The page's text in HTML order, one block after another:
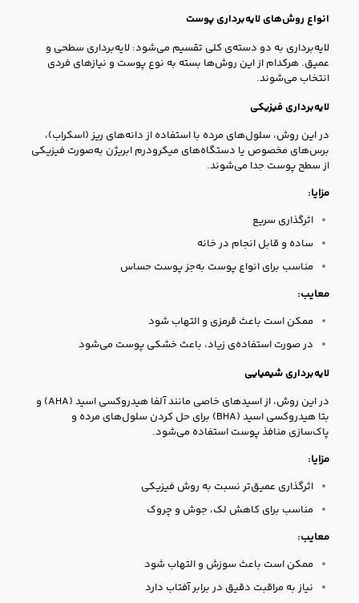
انواع روش‌های لایه‌برداری پوست
لایه‌برداری به دو دسته‌ی کلی تقسیم می‌شود: لایه‌برداری سطحی و
عمیق. هرکدام از این روش‌ها بسته به نوع پوست و نیازهای فردی
انتخاب می‌شوند.
لایه‌برداری فیزیکی
در این روش، سلول‌های مرده با استفاده از دانه‌های ریز (اسکراب)،
برس‌های مخصوص یا دستگاه‌های میکرودرم ابریژن به‌صورت فیزیکی
از سطح پوست جدا می‌شوند.
مزایا:
اثرگذاری سریع
ساده و قابل انجام در خانه
مناسب برای انواع پوست به‌جز پوست حساس
معایب:
ممکن است باعث قرمزی و التهاب شود
در صورت استفاده‌ی زیاد، باعث خشکی پوست می‌شود
لایه‌برداری شیمیایی
در این روش، از اسیدهای خاصی مانند آلفا هیدروکسی اسید (AHA) و
بتا هیدروکسی اسید (BHA) برای حل کردن سلول‌های مرده و
پاک‌سازی منافذ پوست استفاده می‌شود.
مزایا:
اثرگذاری عمیق‌تر نسبت به روش فیزیکی
مناسب برای کاهش لک، جوش و چروک
معایب:
ممکن است باعث سوزش و التهاب شود
نیاز به مراقبت دقیق در برابر آفتاب دارد